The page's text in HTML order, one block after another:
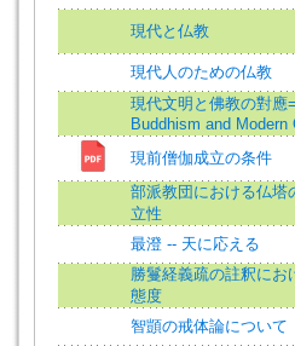
現代と仏教
現代人のための仏教
現代文明と佛教の對應=
Buddhism and Modern
現前僧伽成立の条件
部派教団における仏塔
立性
最澄 -- 天に応える
勝鬘経義疏の註釈にお
態度
智顗の戒体論について